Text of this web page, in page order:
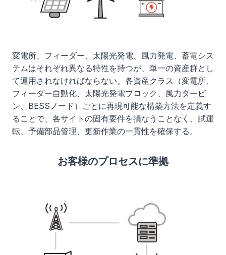
変電所、フィーダー、太陽光発電、風力発電、蓄電シス
テムはそれぞれ異なる特性を持つが、単一の資産群とし
て運用されなければならない。各資産クラス（変電所、
フィーダー自動化、太陽光発電ブロック、風力タービ
ン、BESSノード）ごとに再現可能な構築方法を定義す
ることで、各サイトの固有要件を損なうことなく、試運
転、予備部品管理、更新作業の一貫性を確保する。
お客様のプロセスに準拠